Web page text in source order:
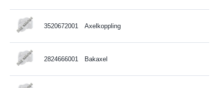
3520672001 Axelkoppling
2824666001 Bakaxel